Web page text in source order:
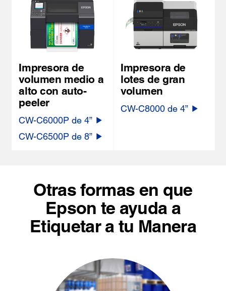
Impresora de
volumen medio a
alto con auto-
peeler
CW-C6000P de 4”
CW-C6500P de 8”
Impresora de
lotes de gran
volumen
CW-C8000 de 4”
Otras formas en que
Epson te ayuda a
Etiquetar a tu Manera